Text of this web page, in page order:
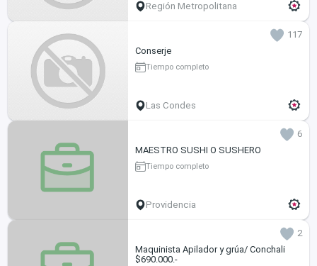
Región Metropolitana
117
Conserje
Tiempo completo
Las Condes
6
MAESTRO SUSHI O SUSHERO
Tiempo completo
Providencia
2
Maquinista Apilador y grúa/ Conchali
$690.000.-